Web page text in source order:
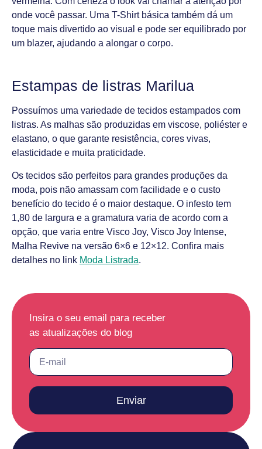
onde você passar. Uma T-Shirt básica também dá um
toque mais divertido ao visual e pode ser equilibrado por
um blazer, ajudando a alongar o corpo.
Estampas de listras Marilua
Possuímos uma variedade de tecidos estampados com
listras. As malhas são produzidas em viscose, poliéster e
elastano, o que garante resistência, cores vivas,
elasticidade e muita praticidade.
Os tecidos são perfeitos para grandes produções da
moda, pois não amassam com facilidade e o custo
benefício do tecido é o maior destaque. O infesto tem
1,80 de largura e a gramatura varia de acordo com a
opção, que varia entre Visco Joy, Visco Joy Intense,
Malha Revive na versão 6×6 e 12×12. Confira mais
detalhes no link Moda Listrada.
Insira o seu email para receber
as atualizações do blog
Enviar